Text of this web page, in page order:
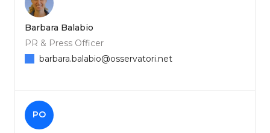
Barbara Balabio
PR & Press Officer
barbara.balabio@osservatori.net
PO